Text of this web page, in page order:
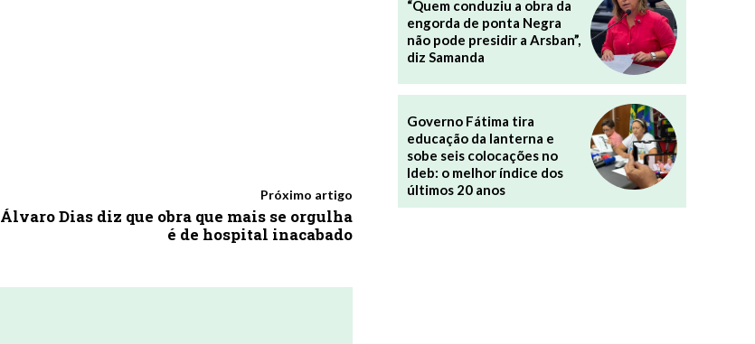
Próximo artigo
Álvaro Dias diz que obra que mais se orgulha
é de hospital inacabado
“Quem conduziu a obra da
engorda de ponta Negra
não pode presidir a Arsban”,
diz Samanda
Governo Fátima tira
educação da lanterna e
sobe seis colocações no
Ideb: o melhor índice dos
últimos 20 anos